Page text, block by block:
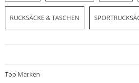
RUCKSÄCKE & TASCHEN
Top Marken